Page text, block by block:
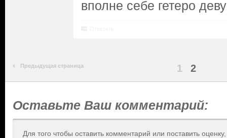
вполне себе гетеро
Предыдущая страница 1 2
Оставьте Ваш комментарий:
Для того чтобы оставить комментарий или поставить